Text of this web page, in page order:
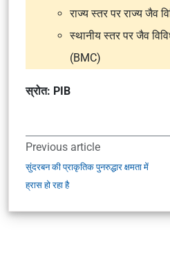
राज्य स्तर पर राज्य जैव
स्थानीय स्तर पर जैव
(BMC)
स्रोत: PIB
Previous article
सुंदरबन की प्राकृतिक पुनरुद्धार क्षमता में
ह्रास हो रहा है